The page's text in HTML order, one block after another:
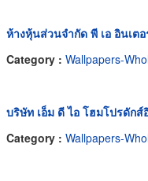
ห้างหุ้นส่วนจำกัด พี เอ อินเต
Category : Wallpapers-
บริษัท เอ็ม ดี ไอ โฮมโปรดัก
Category : Wallpapers-